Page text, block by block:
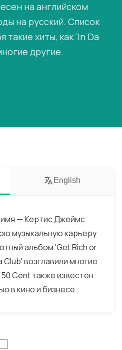
на английском
на русский. Список
такие хиты, как 'In Da
другие.
English
— Кертис Джеймс
музыкальную карьеру
альбом 'Get Rich or
Club' возглавили многие
Cent также известен
в кино и бизнесе.